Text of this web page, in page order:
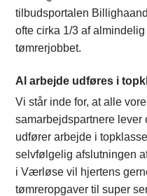
tilbudsportalen
ofte cirka 1/3 af
tømrerjobbet.
Al arbejde udføres i
Vi står inde for, at alle
samarbejdspartnere lever
udfører arbejde i
selvfølgelig afslutningen
i Værløse vil hjertens
tømreropgaver til super